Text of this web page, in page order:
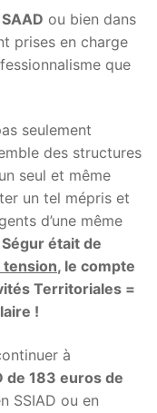
SAAD ou bien dans
prises en charge
que
seulement
des structures
seul et même
un tel mépris et
d’une même
était de
, le compte
Territoriales =
!
à
de 183 euros de
SSIAD ou en